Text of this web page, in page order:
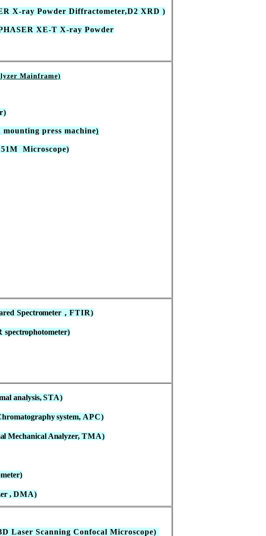
X-ray Powder Diffractometer,D2 XRD )
XE-T X-ray Powder
Mainframe)
)
mounting press machine)
Microscope)
Spectrometer，FTIR)
spectrophotometer)
analysis,STA)
system, APC)
Mechanical Analyzer, TMA)
, DMA)
Laser Scanning Confocal Microscope)